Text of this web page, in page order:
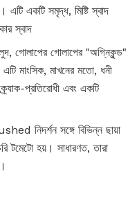
একটি সমৃদ্ধ, মিষ্টি স্বাদ
স্বাদ
গোলাপের গোলাপের "অগ্নিকুন্ড"
মাংসিক, মাখনের মতো, ধনী
ক্র্যাক-প্রতিরোধী এবং একটি
নিদর্শন সঙ্গে বিভিন্ন ছায়া
টমেটো হয়। সাধারণত, তারা